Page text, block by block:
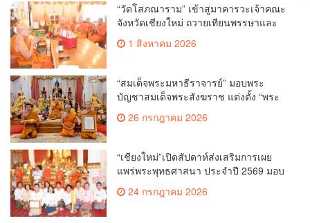
“วัดโสภณาราม” เข้าสูมาคารวะเจ้าคณะ
จังหวัดเชียงใหม่ ถวายเทียนพรรษาและ
1 สิงหาคม 2026
“สมเด็จพระมหาธีราจารย์” มอบพระ
บัญชาสมเด็จพระสังฆราช แต่งตั้ง “พระ
เชียงใหม่
26 กรกฎาคม 2026
“เชียงใหม่”เปิดสัปดาห์ส่งเสริมการเผย
แพร่พระพุทธศาสนา ประจำปี 2569 มอบ
เกียรติบัตรและรางวัลเชิดชูผู้ทำคุณ
ประโยชน์แก่พระพุทธศาสนา
24 กรกฎาคม 2026